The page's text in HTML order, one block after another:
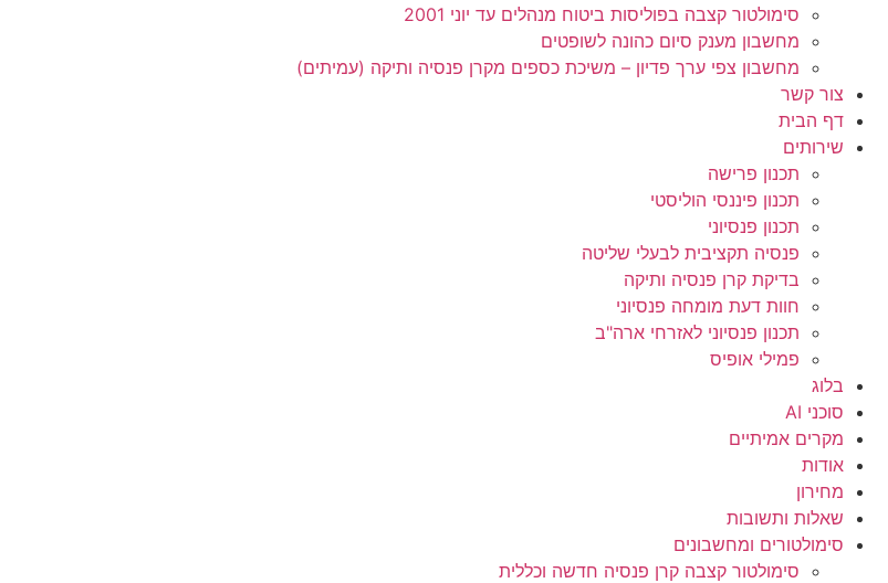
סימולטור קצבה בפוליסות ביטוח מנהלים עד יוני 2001
מחשבון מענק סיום כהונה לשופטים
מחשבון צפי ערך פדיון – משיכת כספים מקרן פנסיה ותיקה (עמיתים)
צור קשר
דף הבית
שירותים
תכנון פרישה
תכנון פיננסי הוליסטי
תכנון פנסיוני
פנסיה תקציבית לבעלי שליטה
בדיקת קרן פנסיה ותיקה
חוות דעת מומחה פנסיוני
תכנון פנסיוני לאזרחי ארה"ב
פמילי אופיס
בלוג
סוכני AI
מקרים אמיתיים
אודות
מחירון
שאלות ותשובות
סימולטורים ומחשבונים
סימולטור קצבה קרן פנסיה חדשה וכללית